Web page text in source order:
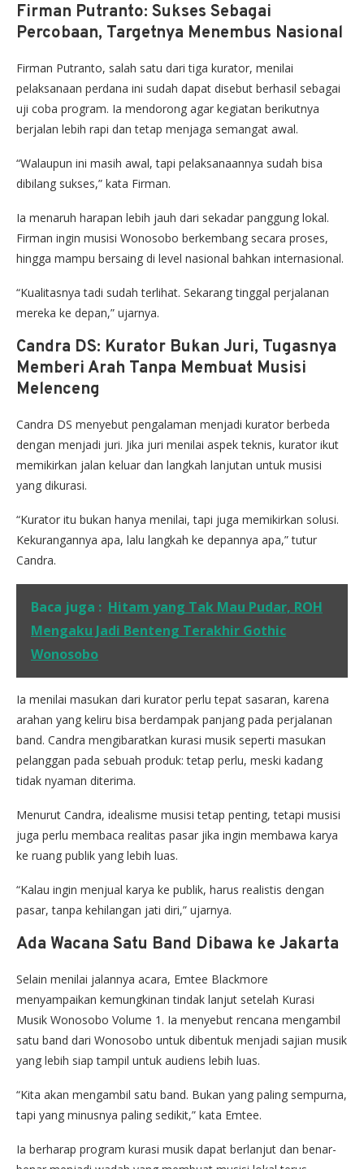
Firman Putranto: Sukses Sebagai
Percobaan, Targetnya Menembus Nasional
Firman Putranto, salah satu dari tiga kurator, menilai
pelaksanaan perdana ini sudah dapat disebut berhasil sebagai
uji coba program. Ia mendorong agar kegiatan berikutnya
berjalan lebih rapi dan tetap menjaga semangat awal.
“Walaupun ini masih awal, tapi pelaksanaannya sudah bisa
dibilang sukses,” kata Firman.
Ia menaruh harapan lebih jauh dari sekadar panggung lokal.
Firman ingin musisi Wonosobo berkembang secara proses,
hingga mampu bersaing di level nasional bahkan internasional.
“Kualitasnya tadi sudah terlihat. Sekarang tinggal perjalanan
mereka ke depan,” ujarnya.
Candra DS: Kurator Bukan Juri, Tugasnya
Memberi Arah Tanpa Membuat Musisi
Melenceng
Candra DS menyebut pengalaman menjadi kurator berbeda
dengan menjadi juri. Jika juri menilai aspek teknis, kurator ikut
memikirkan jalan keluar dan langkah lanjutan untuk musisi
yang dikurasi.
“Kurator itu bukan hanya menilai, tapi juga memikirkan solusi.
Kekurangannya apa, lalu langkah ke depannya apa,” tutur
Candra.
Baca juga : Hitam yang Tak Mau Pudar, ROH
Mengaku Jadi Benteng Terakhir Gothic
Wonosobo
Ia menilai masukan dari kurator perlu tepat sasaran, karena
arahan yang keliru bisa berdampak panjang pada perjalanan
band. Candra mengibaratkan kurasi musik seperti masukan
pelanggan pada sebuah produk: tetap perlu, meski kadang
tidak nyaman diterima.
Menurut Candra, idealisme musisi tetap penting, tetapi musisi
juga perlu membaca realitas pasar jika ingin membawa karya
ke ruang publik yang lebih luas.
“Kalau ingin menjual karya ke publik, harus realistis dengan
pasar, tanpa kehilangan jati diri,” ujarnya.
Ada Wacana Satu Band Dibawa ke Jakarta
Selain menilai jalannya acara, Emtee Blackmore
menyampaikan kemungkinan tindak lanjut setelah Kurasi
Musik Wonosobo Volume 1. Ia menyebut rencana mengambil
satu band dari Wonosobo untuk dibentuk menjadi sajian musik
yang lebih siap tampil untuk audiens lebih luas.
“Kita akan mengambil satu band. Bukan yang paling sempurna,
tapi yang minusnya paling sedikit,” kata Emtee.
Ia berharap program kurasi musik dapat berlanjut dan benar-